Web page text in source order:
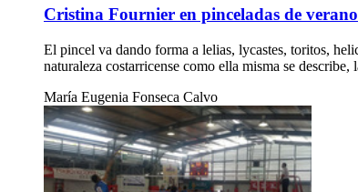
Cristina Fournier en pinceladas de verano
El pincel va dando forma a lelias, lycastes, toritos,
naturaleza costarricense como ella misma se
María Eugenia Fonseca Calvo